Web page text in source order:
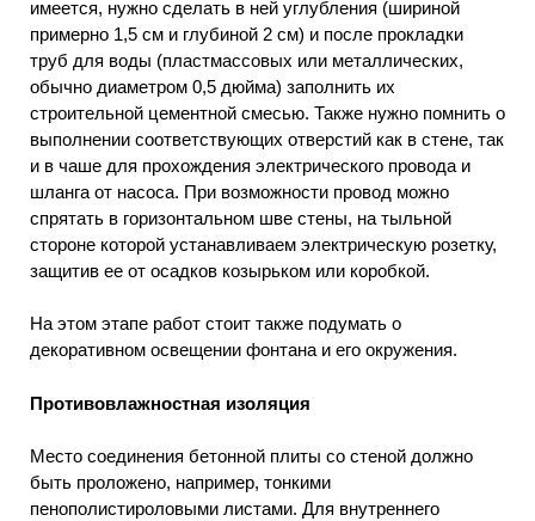
имеется, нужно сделать в ней углубления (шириной
примерно 1,5 см и глубиной 2 см) и после прокладки
труб для воды (пластмассовых или металлических,
обычно диаметром 0,5 дюйма) заполнить их
строительной цементной смесью. Также нужно помнить о
выполнении соответствующих отверстий как в стене, так
и в чаше для прохождения электрического провода и
шланга от насоса. При возможности провод можно
спрятать в горизонтальном шве стены, на тыльной
стороне которой устанавливаем электрическую розетку,
защитив ее от осадков козырьком или коробкой.
На этом этапе работ стоит также подумать о
декоративном освещении фонтана и его окружения.
Противовлажностная изоляция
Место соединения бетонной плиты со стеной должно
быть проложено, например, тонкими
пенополистироловыми листами. Для внутреннего